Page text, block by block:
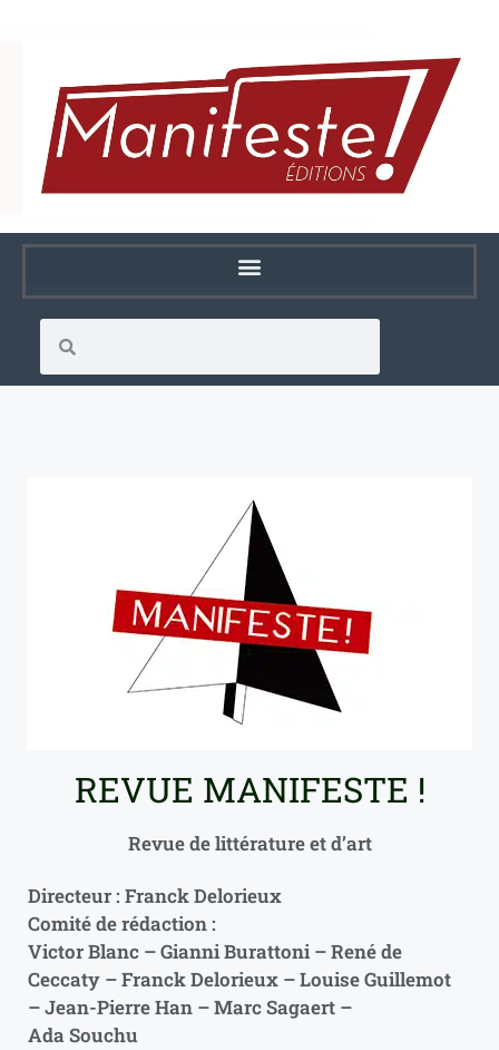
REVUE MANIFESTE !
Revue de littérature et d’art
Directeur : Franck Delorieux
Comité de rédaction :
Victor Blanc – Gianni Burattoni – René de
Ceccaty – Franck Delorieux – Louise Guillemot
– Jean-Pierre Han – Marc Sagaert –
Ada Souchu